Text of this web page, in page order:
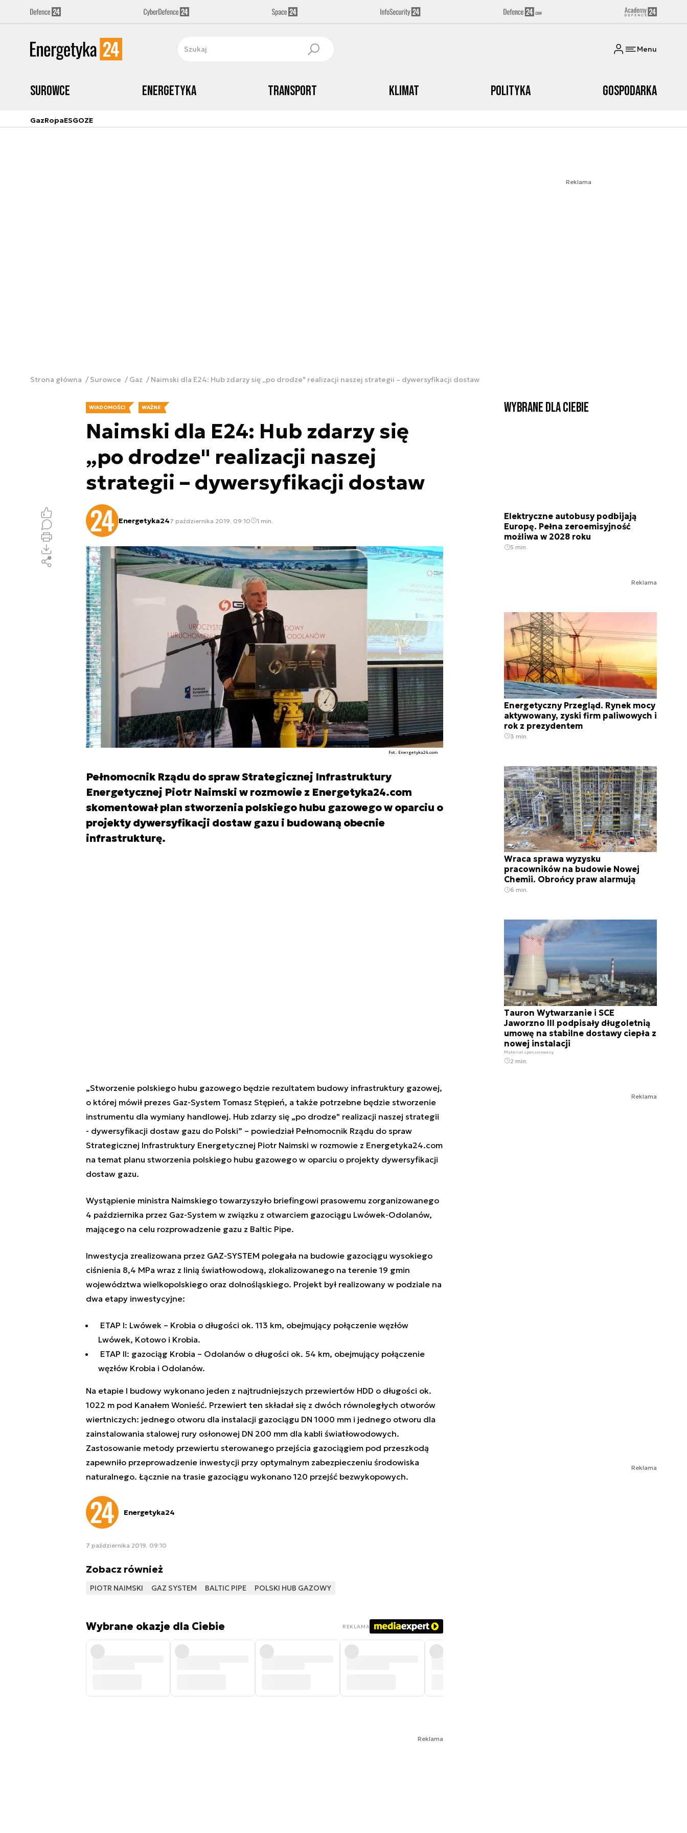
Menu
Surowce Energetyka Transport Klimat Polityka Gospodarka
GazRopaESGOZE
Reklama
Strona główna Surowce Gaz Naimski dla E24: Hub zdarzy się „po drodze" realizacji naszej strategii – dywersyfikacji dostaw
WIADOMOŚCI WAŻNE
Naimski dla E24: Hub zdarzy się
„po drodze" realizacji naszej
strategii – dywersyfikacji dostaw
Energetyka247 października 2019, 09:10 1 min.
Fot.: Energetyka24.com
Pełnomocnik Rządu do spraw Strategicznej Infrastruktury
Energetycznej Piotr Naimski w rozmowie z Energetyka24.com
skomentował plan stworzenia polskiego hubu gazowego w oparciu o
projekty dywersyfikacji dostaw gazu i budowaną obecnie
infrastrukturę.
„Stworzenie polskiego hubu gazowego będzie rezultatem budowy infrastruktury gazowej,
o której mówił prezes Gaz-System Tomasz Stępień, a także potrzebne będzie stworzenie
instrumentu dla wymiany handlowej. Hub zdarzy się „po drodze" realizacji naszej strategii
- dywersyfikacji dostaw gazu do Polski” – powiedział Pełnomocnik Rządu do spraw
Strategicznej Infrastruktury Energetycznej Piotr Naimski w rozmowie z Energetyka24.com
na temat planu stworzenia polskiego hubu gazowego w oparciu o projekty dywersyfikacji
dostaw gazu.
Wystąpienie ministra Naimskiego towarzyszyło briefingowi prasowemu zorganizowanego
4 października przez Gaz-System w związku z otwarciem gazociągu Lwówek-Odolanów,
mającego na celu rozprowadzenie gazu z Baltic Pipe.
Inwestycja zrealizowana przez GAZ-SYSTEM polegała na budowie gazociągu wysokiego
ciśnienia 8,4 MPa wraz z linią światłowodową, zlokalizowanego na terenie 19 gmin
województwa wielkopolskiego oraz dolnośląskiego. Projekt był realizowany w podziale na
dwa etapy inwestycyjne:
ETAP I: Lwówek – Krobia o długości ok. 113 km, obejmujący połączenie węzłów
Lwówek, Kotowo i Krobia.
ETAP II: gazociąg Krobia – Odolanów o długości ok. 54 km, obejmujący połączenie
węzłów Krobia i Odolanów.
Na etapie I budowy wykonano jeden z najtrudniejszych przewiertów HDD o długości ok.
1022 m pod Kanałem Wonieść. Przewiert ten składał się z dwóch równoległych otworów
wiertniczych: jednego otworu dla instalacji gazociągu DN 1000 mm i jednego otworu dla
zainstalowania stalowej rury osłonowej DN 200 mm dla kabli światłowodowych.
Zastosowanie metody przewiertu sterowanego przejścia gazociągiem pod przeszkodą
zapewniło przeprowadzenie inwestycji przy optymalnym zabezpieczeniu środowiska
naturalnego. Łącznie na trasie gazociągu wykonano 120 przejść bezwykopowych.
Energetyka24
7 października 2019, 09:10
Zobacz również
PIOTR NAIMSKI GAZ SYSTEM BALTIC PIPE POLSKI HUB GAZOWY
Wybrane okazje dla Ciebie REKLAMA
Reklama
Wybrane dla Ciebie
Elektryczne autobusy podbijają
Europę. Pełna zeroemisyjność
możliwa w 2028 roku
5 min.
Reklama
Energetyczny Przegląd. Rynek mocy
aktywowany, zyski firm paliwowych i
rok z prezydentem
3 min.
Wraca sprawa wyzysku
pracowników na budowie Nowej
Chemii. Obrońcy praw alarmują
6 min.
Tauron Wytwarzanie i SCE
Jaworzno III podpisały długoletnią
umowę na stabilne dostawy ciepła z
nowej instalacji
Materiał sponsorowany
2 min.
Reklama
Reklama